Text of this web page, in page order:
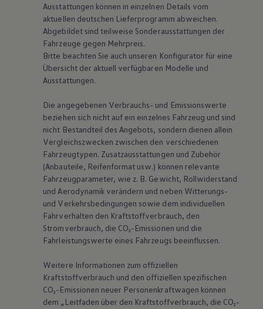
Ausstattungen können in einzelnen Details vom
aktuellen deutschen Lieferprogramm abweichen.
Abgebildet sind teilweise Sonderausstattungen der
Fahrzeuge gegen Mehrpreis.
Bitte beachten Sie auch unseren Konfigurator für eine
Übersicht der aktuell verfügbaren Modelle und
Ausstattungen.
Die angegebenen Verbrauchs- und Emissionswerte
beziehen sich nicht auf ein einzelnes Fahrzeug und sind
nicht Bestandteil des Angebots, sondern dienen allein
Vergleichszwecken zwischen den verschiedenen
Fahrzeugtypen. Zusatzausstattungen und Zubehör
(Anbauteile, Reifenformat usw.) können relevante
Fahrzeugparameter, wie z. B. Gewicht, Rollwiderstand
und Aerodynamik verändern und neben Witterungs-
und Verkehrsbedingungen sowie dem individuellen
Fahrverhalten den Kraftstoffverbrauch, den
Stromverbrauch, die CO₂-Emissionen und die
Fahrleistungswerte eines Fahrzeugs beeinflussen.
Weitere Informationen zum offiziellen
Kraftstoffverbrauch und den offiziellen spezifischen
CO₂-Emissionen neuer Personenkraftwagen können
dem „Leitfaden über den Kraftstoffverbrauch, die CO₂-